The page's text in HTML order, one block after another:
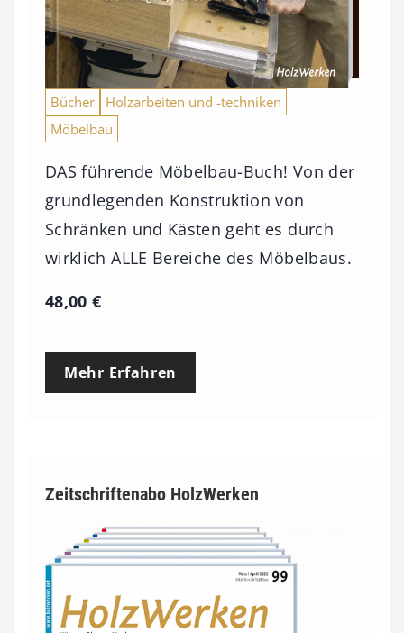
Bücher
Holzarbeiten und -techniken
Möbelbau
DAS führende Möbelbau-Buch! Von der
grundlegenden Konstruktion von
Schränken und Kästen geht es durch
wirklich ALLE Bereiche des Möbelbaus.
48,00€
Mehr Erfahren
Zeitschriftenabo HolzWerken